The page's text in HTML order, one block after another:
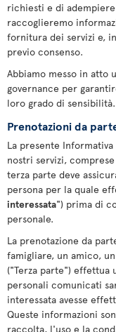
richiesti e di
raccoglieremo
fornitura dei servizi e,
previo consenso.
Abbiamo messo in atto
governance per
loro grado di sensibilità.
Prenotazioni da
La presente
nostri servizi,
terza parte deve
persona per la quale
interessata") prima di
personale.
La prenotazione da
famigliare, un amico,
("Terza parte") effettua
personali comunicati
interessata avesse
Queste informazioni
raccolta, l'uso e la